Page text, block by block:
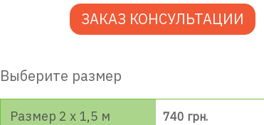
ЗАКАЗ КОНСУЛЬТАЦИИ
Выберите размер
Размер 2 х 1,5 м 740 грн.